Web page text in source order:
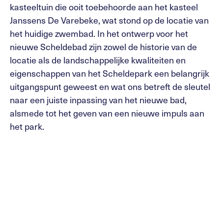
kasteeltuin die ooit toebehoorde aan het kasteel
Janssens De Varebeke, wat stond op de locatie van
het huidige zwembad. In het ontwerp voor het
nieuwe Scheldebad zijn zowel de historie van de
locatie als de landschappelijke kwaliteiten en
eigenschappen van het Scheldepark een belangrijk
uitgangspunt geweest en wat ons betreft de sleutel
naar een juiste inpassing van het nieuwe bad,
alsmede tot het geven van een nieuwe impuls aan
het park.